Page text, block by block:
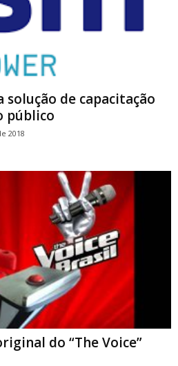
de capacitação
público
2018
do “The Voice”